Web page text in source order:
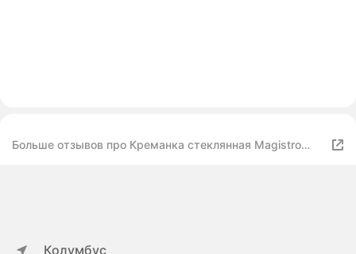
Больше отзывов про Креманка стеклянная Magistro
Колумбус